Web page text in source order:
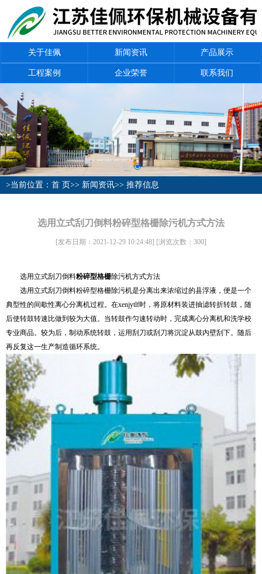
关于佳佩 新闻资讯 产品展示
工程案例 企业荣誉 联系我们
>当前位置： 首 页>> 新闻资讯>> 推荐信息
选用立式刮刀倒料粉碎型格栅除污机方式方法
[发布日期：2021-12-29 10:24:48] [浏览次数： 300]
选用立式刮刀倒料粉碎型格栅除污机方式方法
选用立式刮刀倒料粉碎型格栅除污机是分离出来浓缩过的县浮液，便是一个
典型性的间歇性离心分离机过程。在xenjytlf时，将原材料装进抽滤转折转鼓，随
后使转鼓转速比做到较为大值。当转鼓作匀速转动时，完成离心分离机和洗学校
专业商品。较为后，制动系统转鼓，运用刮刀或刮刀将沉淀从鼓内壁刮下。随后
再反复这一生产制造循环系统。